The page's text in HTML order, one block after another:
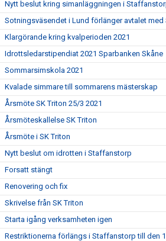
Nytt beslut kring simanläggningen i
Sotningsväsendet i Lund förlänger avtalet med
Klargörande kring kvalperioden 2021
Idrottsledarstipendiat 2021 Sparbanken Skåne
Sommarsimskola 2021
Kvalade simmare till sommarens mästerskap
Årsmöte SK Triton 25/3 2021
Årsmöteskallelse SK Triton
Årsmöte i SK Triton
Nytt beslut om idrotten i Staffanstorp
Forsatt stängt
Renovering och fix
Skrivelse från SK Triton
Starta igång verksamheten igen
Restriktionerna förlängs i Staffanstorp till den